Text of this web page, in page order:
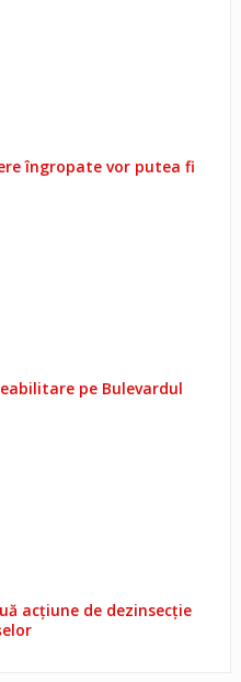
îngropate vor putea fi
pe Bulevardul
acțiune de dezinsecție